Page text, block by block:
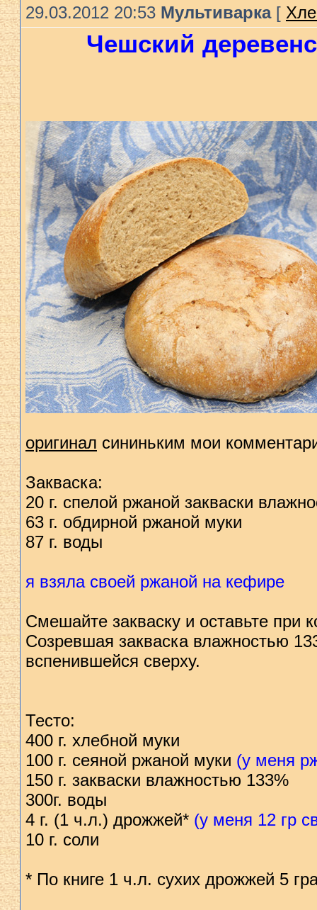
29.03.2012 20:53 Мультиварка[
Чешский
оригинал сининьким мои
Закваска:
20 г. спелой ржаной закваски
63 г. обдирной ржаной муки
87 г. воды
я взяла своей ржаной на кефире
Смешайте закваску и оставьте при
Созревшая закваска влажностью
вспенившейся сверху.
Тесто:
400 г. хлебной муки
100 г. сеяной ржаной муки (у меня
150 г. закваски влажностью 133%
300г. воды
4 г. (1 ч.л.) дрожжей* (у меня 12 гр
10 г. соли
* По книге 1 ч.л. сухих дрожжей 5